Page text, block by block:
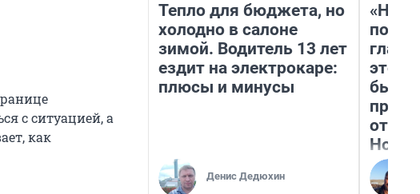
с ситуацией, а
как
Тепло для бюджета, но
холодно в салоне
зимой. Водитель 13 лет
ездит на электрокаре:
плюсы и минусы
Денис Дедюхин
этого
бьет